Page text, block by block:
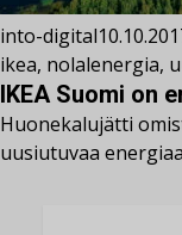
into-digital
ikea, nolalenergia,
IKEA Suomi on
Huonekalujätti
uusiutuvaa